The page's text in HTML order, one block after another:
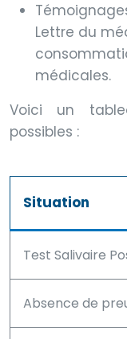
Lettre du
médicales.
Voici un
possibles :
Situation
Test Salivaire
Absence de